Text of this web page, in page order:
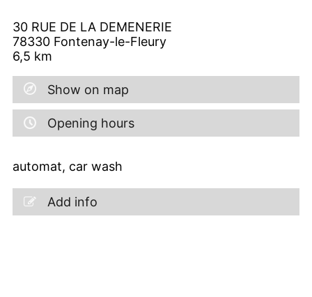
30 RUE DE LA DEMENERIE
78330 Fontenay-le-Fleury
6,5 km
Show on map
Opening hours
automat, car wash
Add info